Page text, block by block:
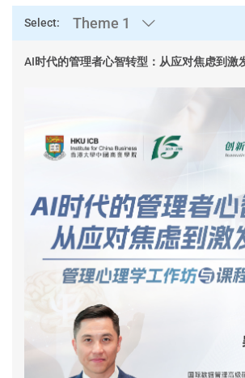
Select: Theme 1
AI时代的管理者心智转型：从应对焦虑到激